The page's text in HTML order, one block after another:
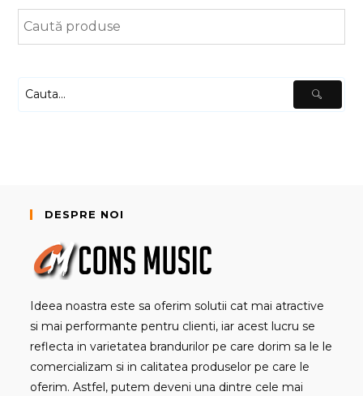
DESPRE NOI
Ideea noastra este sa oferim solutii cat mai atractive
si mai performante pentru clienti, iar acest lucru se
reflecta in varietatea brandurilor pe care dorim sa le le
comercializam si in calitatea produselor pe care le
oferim. Astfel, putem deveni una dintre cele mai